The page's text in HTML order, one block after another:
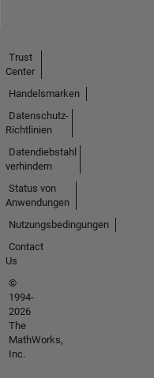
Trust
Center
Handelsmarken
Datenschutz-
Richtlinien
Datendiebstahl
verhindern
Status von
Anwendungen
Nutzungsbedingungen
Contact
Us
©
1994-
2026
The
MathWorks,
Inc.